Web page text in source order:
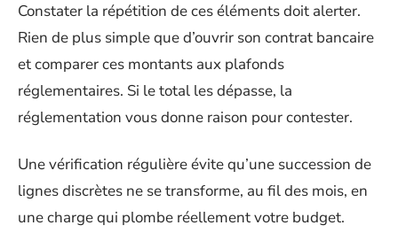
Constater la répétition de ces éléments doit alerter.
Rien de plus simple que d’ouvrir son contrat bancaire
et comparer ces montants aux plafonds
réglementaires. Si le total les dépasse, la
réglementation vous donne raison pour contester.
Une vérification régulière évite qu’une succession de
lignes discrètes ne se transforme, au fil des mois, en
une charge qui plombe réellement votre budget.